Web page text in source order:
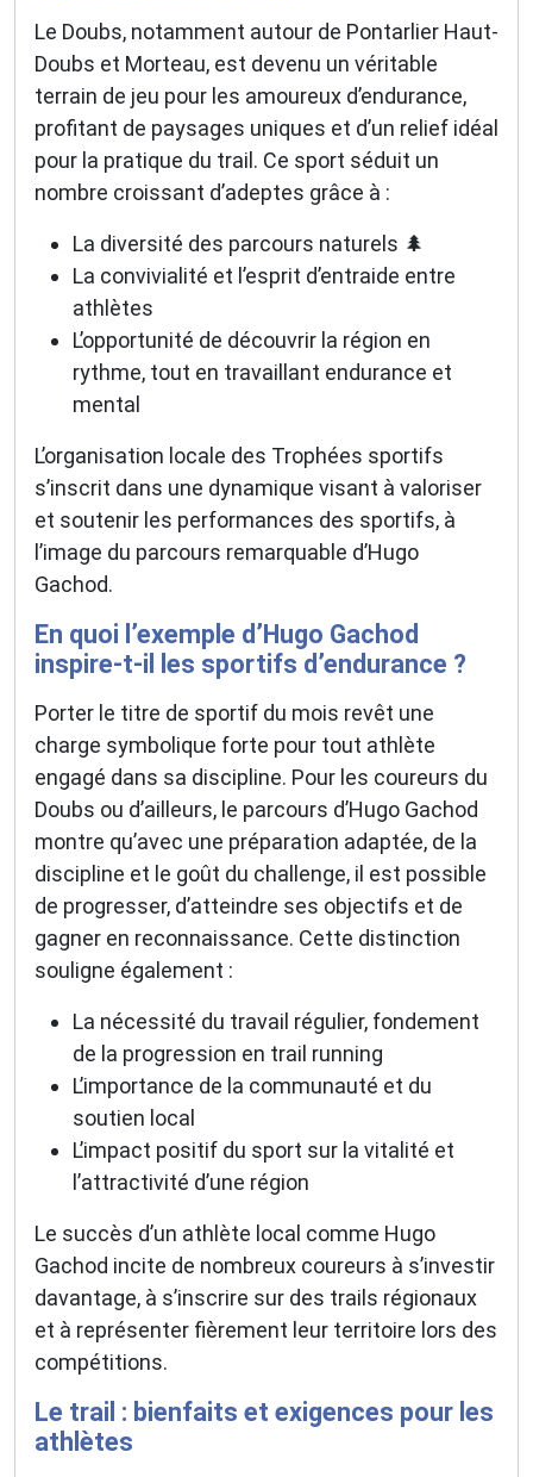
Le Doubs, notamment autour de Pontarlier Haut-
Doubs et Morteau, est devenu un véritable
terrain de jeu pour les amoureux d’endurance,
profitant de paysages uniques et d’un relief idéal
pour la pratique du trail. Ce sport séduit un
nombre croissant d’adeptes grâce à :
La diversité des parcours naturels 🌲
La convivialité et l’esprit d’entraide entre
athlètes
L’opportunité de découvrir la région en
rythme, tout en travaillant endurance et
mental
L’organisation locale des Trophées sportifs
s’inscrit dans une dynamique visant à valoriser
et soutenir les performances des sportifs, à
l’image du parcours remarquable d’Hugo
Gachod.
En quoi l’exemple d’Hugo Gachod
inspire-t-il les sportifs d’endurance ?
Porter le titre de sportif du mois revêt une
charge symbolique forte pour tout athlète
engagé dans sa discipline. Pour les coureurs du
Doubs ou d’ailleurs, le parcours d’Hugo Gachod
montre qu’avec une préparation adaptée, de la
discipline et le goût du challenge, il est possible
de progresser, d’atteindre ses objectifs et de
gagner en reconnaissance. Cette distinction
souligne également :
La nécessité du travail régulier, fondement
de la progression en trail running
L’importance de la communauté et du
soutien local
L’impact positif du sport sur la vitalité et
l’attractivité d’une région
Le succès d’un athlète local comme Hugo
Gachod incite de nombreux coureurs à s’investir
davantage, à s’inscrire sur des trails régionaux
et à représenter fièrement leur territoire lors des
compétitions.
Le trail : bienfaits et exigences pour les
athlètes